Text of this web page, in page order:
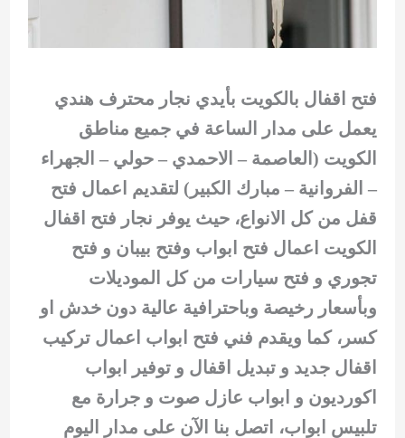
فتح اقفال بالكويت بأيدي نجار محترف هندي
يعمل على مدار الساعة في جميع مناطق
الكويت (العاصمة – الاحمدي – حولي – الجهراء
– الفروانية – مبارك الكبير) لتقديم اعمال فتح
قفل من كل الانواع، حيث يوفر نجار فتح اقفال
الكويت اعمال فتح ابواب وفتح بيبان و فتح
تجوري و فتح سيارات من كل الموديلات
وبأسعار رخيصة وباحترافية عالية دون خدش او
كسر، كما ويقدم فني فتح ابواب اعمال تركيب
اقفال جديد و تبديل اقفال و توفير ابواب
اكورديون و ابواب عازل صوت و جرارة مع
تلبيس ابواب، اتصل بنا الآن على مدار اليوم